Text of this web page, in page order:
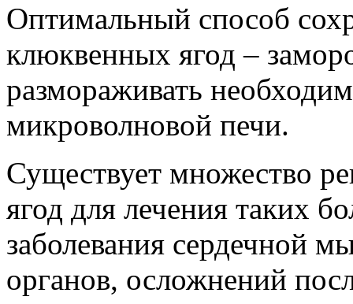
Оптимальный способ
клюквенных ягод –
размораживать
микроволновой печи.
Существует множество
ягод для лечения таких
заболевания сердечной
органов, осложнений